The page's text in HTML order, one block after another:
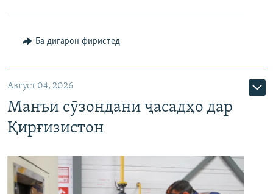
Ба дигарон фиристед
Август 04, 2026
Манъи сӯзондани ҷасадҳо дар
Қирғизистон